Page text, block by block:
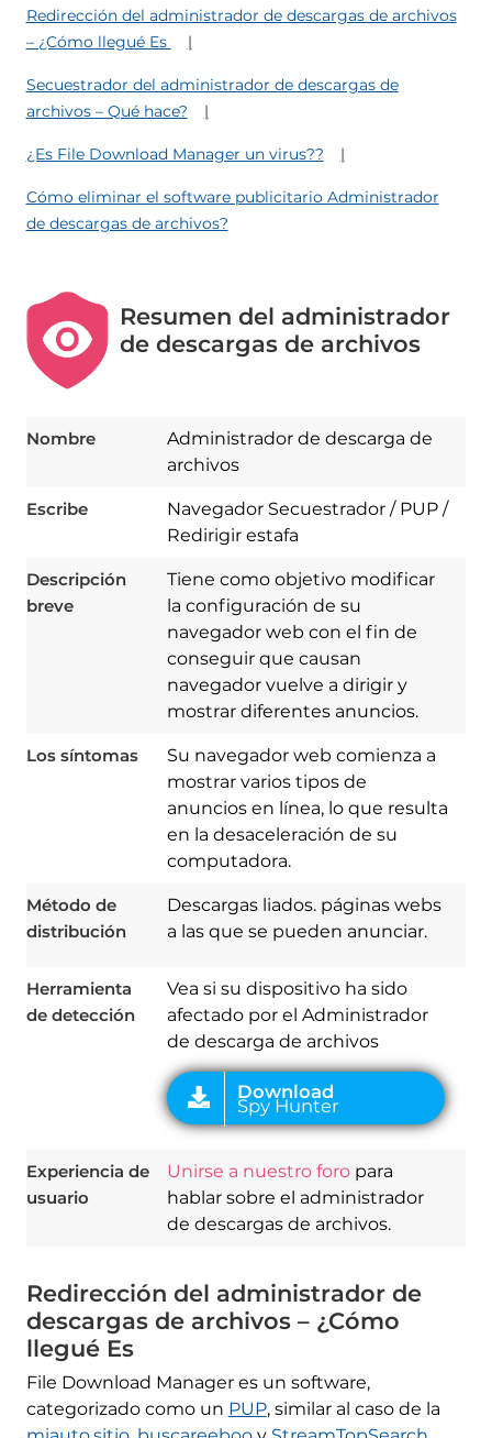
Redirección del administrador de descargas de archivos
– ¿Cómo llegué Es
Secuestrador del administrador de descargas de
archivos – Qué hace?
¿Es File Download Manager un virus??
Cómo eliminar el software publicitario Administrador
de descargas de archivos?
Resumen del administrador
de descargas de archivos
Nombre
Administrador de descarga de
archivos
Escribe
Navegador Secuestrador / PUP /
Redirigir estafa
Descripción
breve
Tiene como objetivo modificar
la configuración de su
navegador web con el fin de
conseguir que causan
navegador vuelve a dirigir y
mostrar diferentes anuncios.
Los síntomas
Su navegador web comienza a
mostrar varios tipos de
anuncios en línea, lo que resulta
en la desaceleración de su
computadora.
Método de
distribución
Descargas liados. páginas webs
a las que se pueden anunciar.
Herramienta
de detección
Vea si su dispositivo ha sido
afectado por el Administrador
de descarga de archivos
Download
Spy Hunter
Experiencia de
usuario
Unirse a nuestro foropara
hablar sobre el administrador
de descargas de archivos.
Redirección del administrador de
descargas de archivos – ¿Cómo
llegué Es
File Download Manager es un software,
categorizado como un PUP, similar al caso de la